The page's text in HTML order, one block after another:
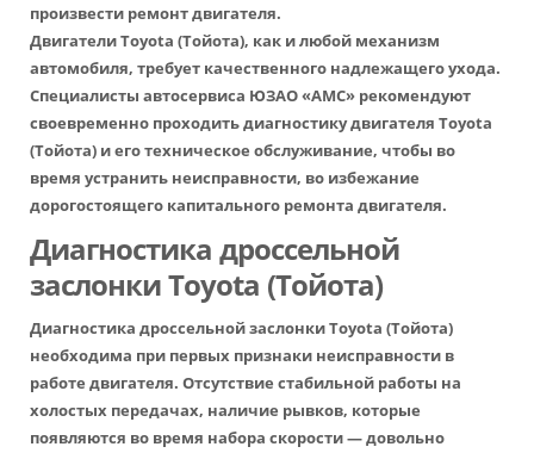
произвести ремонт двигателя.
Двигатели Toyota (Тойота), как и любой механизм
автомобиля, требует качественного надлежащего ухода.
Специалисты автосервиса ЮЗАО «АМС» рекомендуют
своевременно проходить диагностику двигателя Toyota
(Тойота) и его техническое обслуживание, чтобы во
время устранить неисправности, во избежание
дорогостоящего капитального ремонта двигателя.
Диагностика дроссельной
заслонки Toyota (Тойота)
Диагностика дроссельной заслонки Toyota (Тойота)
необходима при первых признаки неисправности в
работе двигателя. Отсутствие стабильной работы на
холостых передачах, наличие рывков, которые
появляются во время набора скорости — довольно